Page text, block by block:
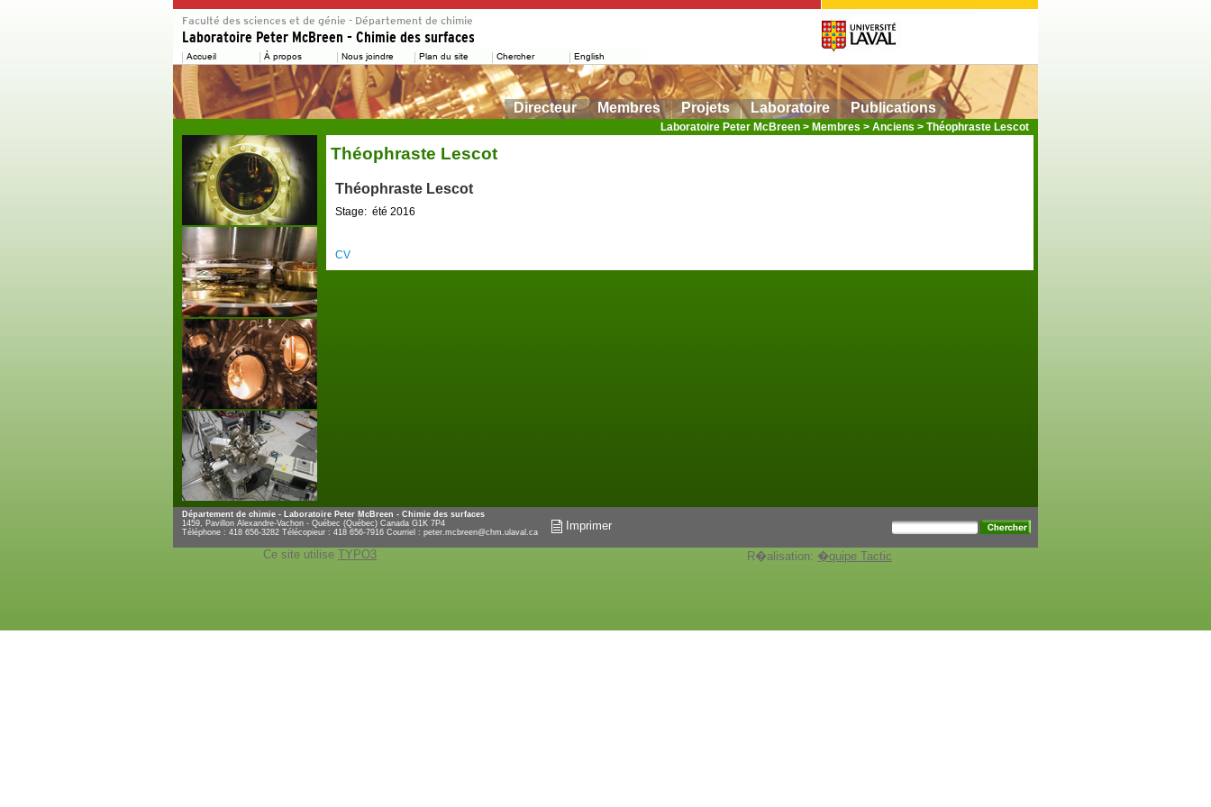
Directeur Membres Projets Laboratoire Publications
Laboratoire Peter McBreen > Membres > Anciens > Théophraste Lescot
Théophraste Lescot
Théophraste Lescot
Stage: été 2016
CV
Département de chimie - Laboratoire Peter McBreen - Chimie des surfaces
1459, Pavillon Alexandre-Vachon - Québec (Québec) Canada G1K 7P4
Téléphone : 418 656-3282 Télécopieur : 418 656-7916 Courriel : peter.mcbreen@chm.ulaval.ca Imprimer
Ce site utilise TYPO3 R�alisation: �quipe Tactic